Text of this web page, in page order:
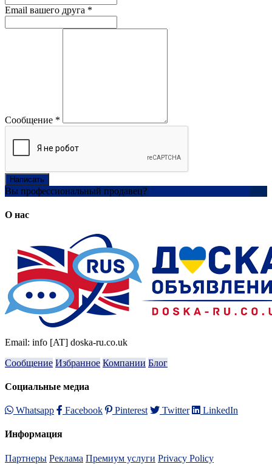
Email вашего друга *
Сообщение *
Написать
Вы профессиональный продавец?
О нас
Email: info [AT] doska-ru.co.uk
Сообщение Избранное Компании Блог
Социальные медиа
Whatsapp Facebook Pinterest Twitter LinkedIn
Информация
Партнеры Реклама Премиум услуги Privacy Policy